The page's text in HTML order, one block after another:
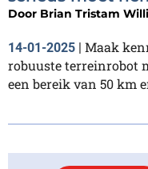
Door Brian Tristam
14-01-2025 | Maak
robuuste terreinrobot
een bereik van 50 km